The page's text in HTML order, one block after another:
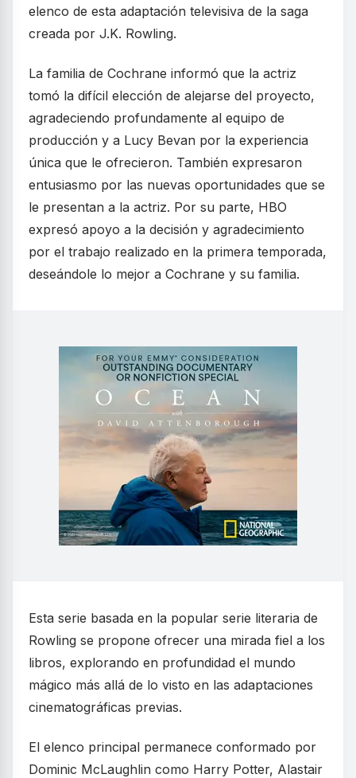
elenco de esta adaptación televisiva de la saga
creada por J.K. Rowling.
La familia de Cochrane informó que la actriz
tomó la difícil elección de alejarse del proyecto,
agradeciendo profundamente al equipo de
producción y a Lucy Bevan por la experiencia
única que le ofrecieron. También expresaron
entusiasmo por las nuevas oportunidades que se
le presentan a la actriz. Por su parte, HBO
expresó apoyo a la decisión y agradecimiento
por el trabajo realizado en la primera temporada,
deseándole lo mejor a Cochrane y su familia.
Esta serie basada en la popular serie literaria de
Rowling se propone ofrecer una mirada fiel a los
libros, explorando en profundidad el mundo
mágico más allá de lo visto en las adaptaciones
cinematográficas previas.
El elenco principal permanece conformado por
Dominic McLaughlin como Harry Potter, Alastair